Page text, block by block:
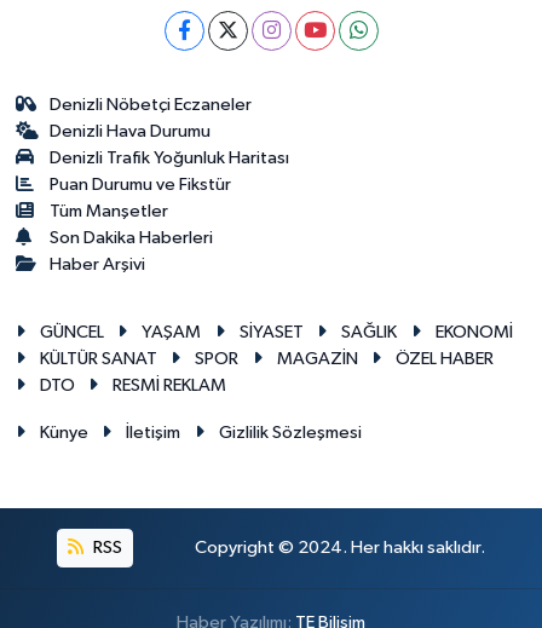
Denizli Nöbetçi Eczaneler
Denizli Hava Durumu
Denizli Trafik Yoğunluk Haritası
Puan Durumu ve Fikstür
Tüm Manşetler
Son Dakika Haberleri
Haber Arşivi
GÜNCEL YAŞAM SİYASET SAĞLIK
EKONOMİ
KÜLTÜR SANAT
SPOR MAGAZİN
ÖZEL HABER
DTO
RESMİ REKLAM
Künye İletişim Gizlilik Sözleşmesi
RSS Copyright © 2024. Her hakkı saklıdır.
Haber Yazılımı: TE Bilişim